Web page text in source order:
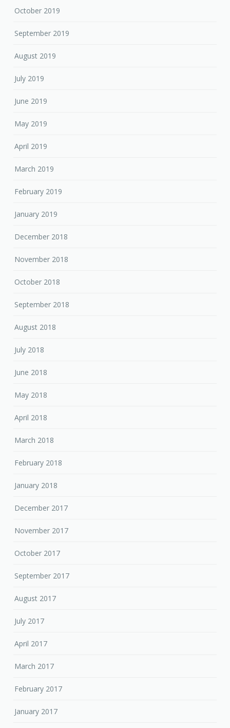
October 2019
September 2019
August 2019
July 2019
June 2019
May 2019
April 2019
March 2019
February 2019
January 2019
December 2018
November 2018
October 2018
September 2018
August 2018
July 2018
June 2018
May 2018
April 2018
March 2018
February 2018
January 2018
December 2017
November 2017
October 2017
September 2017
August 2017
July 2017
April 2017
March 2017
February 2017
January 2017